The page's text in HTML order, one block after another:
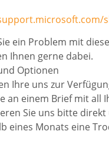
ein Problem mit
Ihnen gerne dabei.
Optionen
Ihre uns zur
an einem Brief mit
Sie uns bitte
eines Monats eine